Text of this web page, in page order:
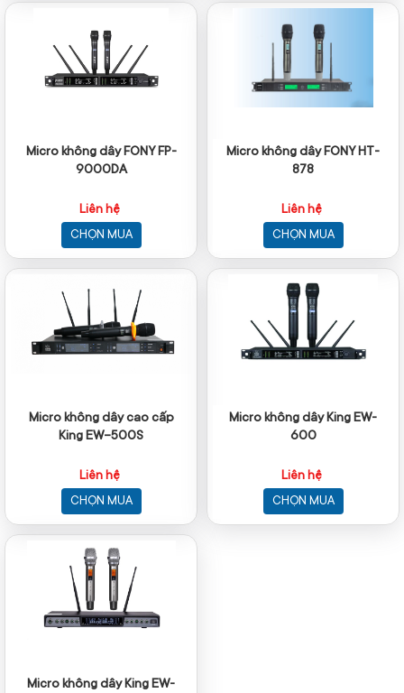
Micro không dây FONY FP-
9000DA
Liên hệ
CHỌN MUA
Micro không dây FONY HT-
878
Liên hệ
CHỌN MUA
Micro không dây cao cấp
King EW-500S
Liên hệ
CHỌN MUA
Micro không dây King EW-
600
Liên hệ
CHỌN MUA
Micro không dây King EW-